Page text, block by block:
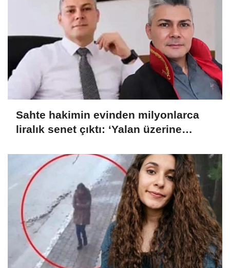
Sahte hakimin evinden milyonlarca
liralık senet çıktı: ‘Yalan üzerine